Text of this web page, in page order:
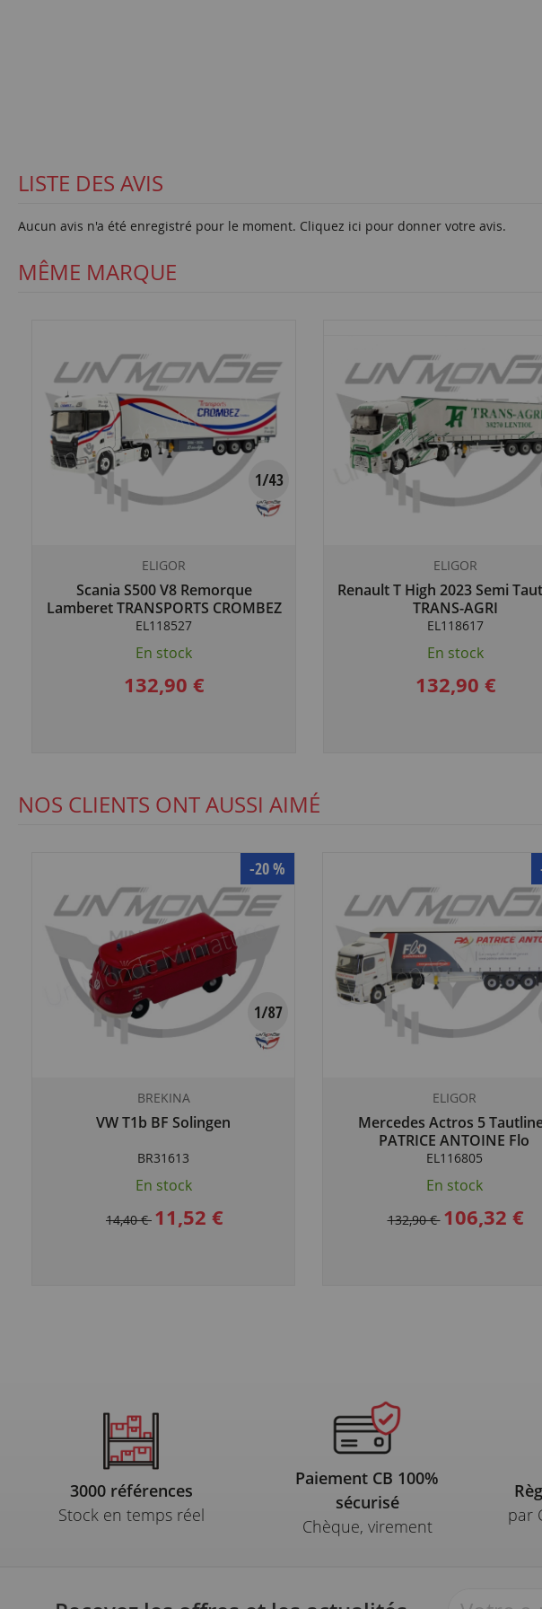
LISTE DES AVIS
Aucun avis n'a été enregistré pour le moment. Cliquez ici pour donner votre avis.
MÊME MARQUE
ELIGOR
Scania S500 V8 Remorque
Lamberet TRANSPORTS CROMBEZ
EL118527
En stock
132,90 €
ELIGOR
Renault T High 2023 Semi
TRANS-AGRI
EL118617
En stock
132,90 €
NOS CLIENTS ONT AUSSI AIMÉ
-20 %
BREKINA
VW T1b BF Solingen
BR31613
En stock
14,40 € 11,52 €
ELIGOR
Mercedes Actros 5
PATRICE ANTOINE Flo
Groupement
EL116805
En stock
132,90 € 106,32 €
3000 références
Stock en temps réel
Paiement CB 100%
sécurisé
Chèque, virement
par